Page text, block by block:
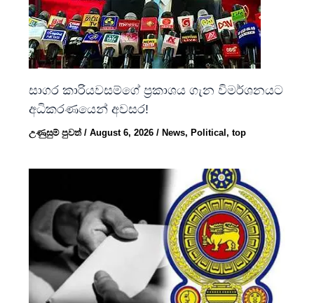
සාගර කාරියවසම්ගේ ප්‍රකාශය ගැන විමර්ශනයට
අධිකරණයෙන් අවසර!
උණුසුම් පුවත්/August 6, 2026/News,Political,top